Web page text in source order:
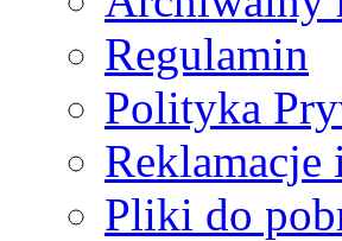
Regulamin
Polityka
Pliki do